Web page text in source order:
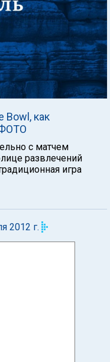
Bowl, как
с матчем
развлечений
игра
2012 г.